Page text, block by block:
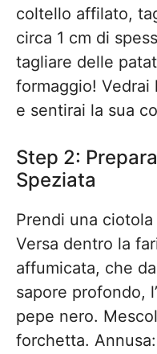
coltello affilato,
circa 1 cm di
tagliare delle
formaggio!
e sentirai la sua
Step 2:
Speziata
Prendi una
Versa dentro la
affumicata, che
sapore profondo,
pepe nero.
forchetta.